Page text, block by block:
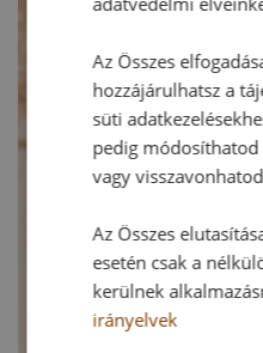
Az Összes
hozzájárulhatsz a
süti
pedig
vagy
Az Összes
esetén csak a
kerülnek
irányelvek